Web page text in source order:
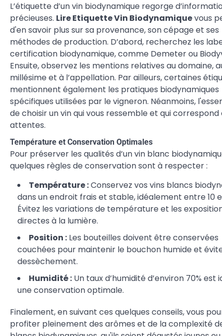
L’étiquette d’un vin biodynamique regorge
précieuses. Lire Etiquette Vin Biodynamiquevous
d'en savoir plus sur sa provenance, son cépage et ses
méthodes de production. D’abord, recherchez les
certification biodynamique, comme Demeter ou
Ensuite, observez les mentions relatives au domaine,
millésime et à l’appellation. Par ailleurs, certaines
mentionnent également les pratiques biodynamiques
spécifiques utilisées par le vigneron. Néanmoins,
de choisir un vin qui vous ressemble et qui correspond
attentes.
Température et Conservation Optimales
Pour préserver les qualités d’un vin blanc
quelques règles de conservation sont à respecter :
Température :Conservez vos vins blancs
dans un endroit frais et stable, idéalement entre 10
Évitez les variations de température et les
directes à la lumière.
Position : Les bouteilles doivent être conservées
couchées pour maintenir le bouchon humide et
dessèchement.
Humidité : Un taux d’humidité d’environ 70% est
une conservation optimale.
Finalement, en suivant ces quelques conseils, vous
profiter pleinement des arômes et de la complexité